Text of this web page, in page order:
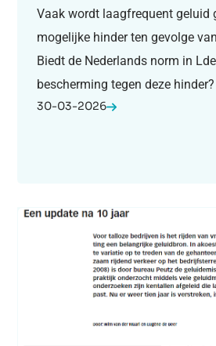
Vaak wordt laagfrequent geluid
mogelijke hinder ten gevolge
Biedt de Nederlands norm in
bescherming tegen deze hinder?
30-03-2026